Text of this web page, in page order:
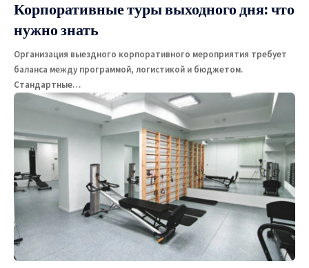
Корпоративные туры выходного дня: что
нужно знать
Организация выездного корпоративного мероприятия требует
баланса между программой, логистикой и бюджетом.
Стандартные…